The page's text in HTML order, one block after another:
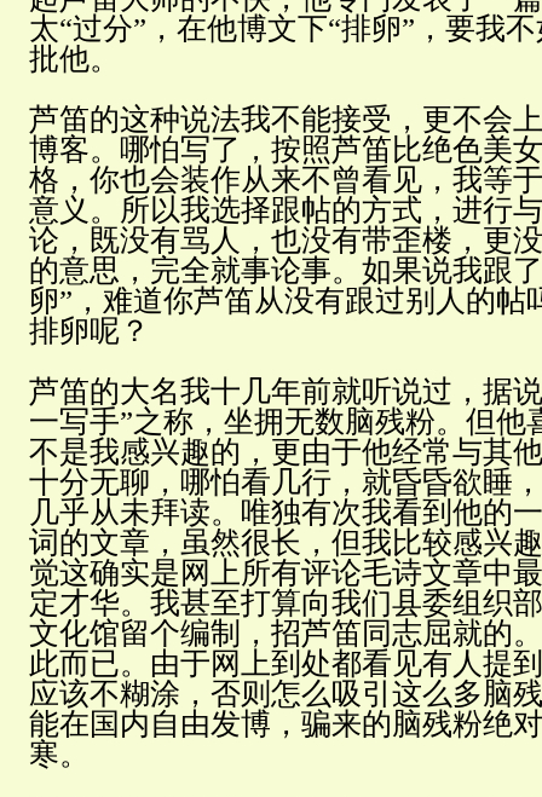
太“过分”，在他博文下“排卵”，要我
批他。
芦笛的这种说法我不能接受，更不会
博客。哪怕写了，按照芦笛比绝色美
格，你也会装作从来不曾看见，我等
意义。所以我选择跟帖的方式，进行
论，既没有骂人，也没有带歪楼，更
的意思，完全就事论事。如果说我跟
卵”，难道你芦笛从没有跟过别人的帖
排卵呢？
芦笛的大名我十几年前就听说过，据
一写手”之称，坐拥无数脑残粉。但他
不是我感兴趣的，更由于他经常与其
十分无聊，哪怕看几行，就昏昏欲睡
几乎从未拜读。唯独有次我看到他的
词的文章，虽然很长，但我比较感兴
觉这确实是网上所有评论毛诗文章中
定才华。我甚至打算向我们县委组织
文化馆留个编制，招芦笛同志屈就的
此而已。由于网上到处都看见有人提
应该不糊涂，否则怎么吸引这么多脑
能在国内自由发博，骗来的脑残粉绝
寒。